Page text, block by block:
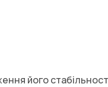
його